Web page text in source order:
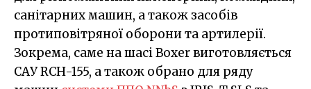
санітарних машин, а також засобів
протиповітряної оборони та артилерії.
Зокрема, саме на шасі Boxer виготовляється
САУ RCH-155, а також обрано для ряду